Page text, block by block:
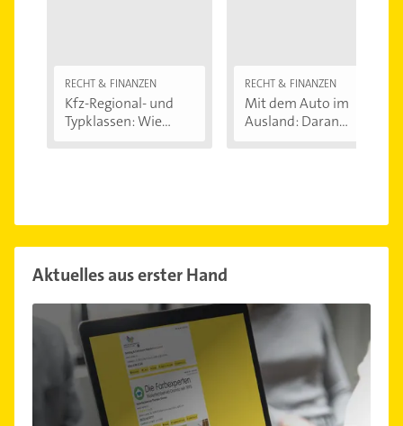
RECHT & FINANZEN
Kfz-Regional- und
Typklassen: Wie...
RECHT & FINANZEN
Mit dem Auto im
Ausland: Daran...
Aktuelles aus erster Hand